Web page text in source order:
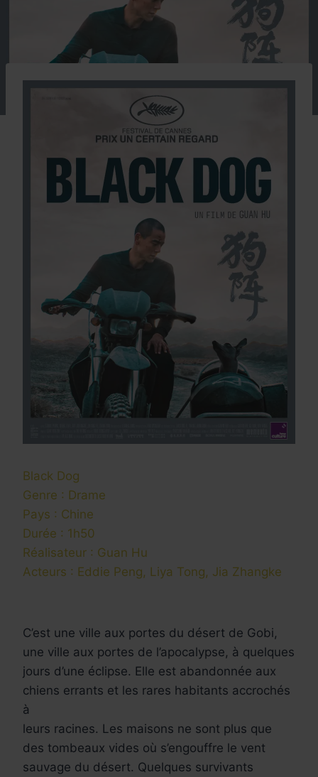
Black Dog
Genre : Drame
Pays : Chine
Durée : 1h50
Réalisateur : Guan Hu
Acteurs : Eddie Peng, Liya Tong, Jia Zhangke
C’est une ville aux portes du désert de Gobi,
une ville aux portes de l’apocalypse, à quelques
jours d’une éclipse. Elle est abandonnée aux
chiens errants et les rares habitants accrochés
à
leurs racines. Les maisons ne sont plus que
des tombeaux vides où s’engouffre le vent
sauvage du désert. Quelques survivants